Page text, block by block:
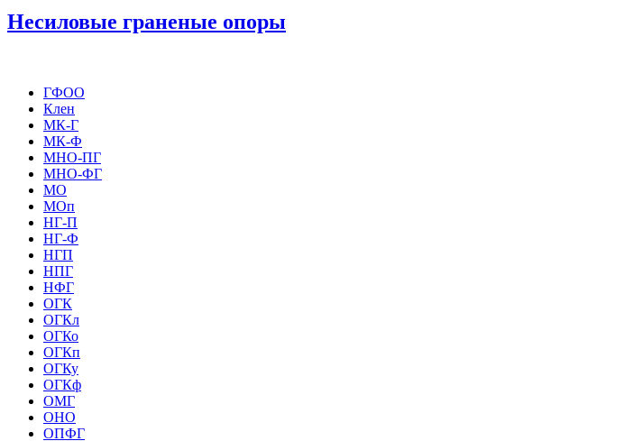
Несиловые граненые опоры
ГФОО
Клен
МК-Г
МК-Ф
МНО-ПГ
МНО-ФГ
МО
МОп
НГ-П
НГ-Ф
НГП
НПГ
НФГ
ОГК
ОГКл
ОГКо
ОГКп
ОГКу
ОГКф
ОМГ
ОНО
ОПФГ